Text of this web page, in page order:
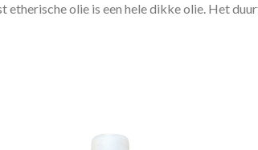
etherische olie is een hele dikke olie. Het